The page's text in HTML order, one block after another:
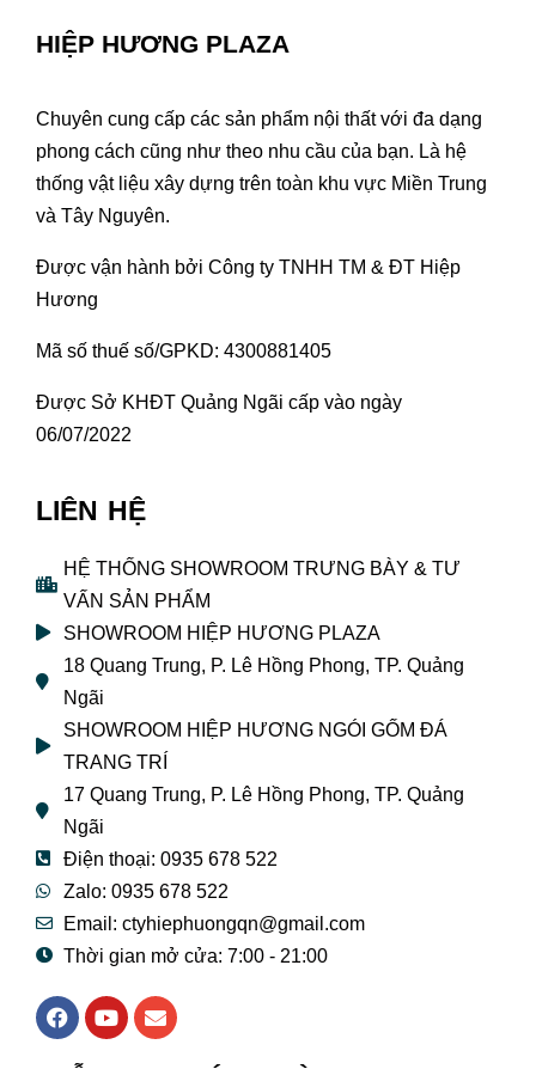
HIỆP HƯƠNG PLAZA
Chuyên cung cấp các sản phẩm nội thất với đa dạng
phong cách cũng như theo nhu cầu của bạn. Là hệ
thống vật liệu xây dựng trên toàn khu vực Miền Trung
và Tây Nguyên.
Được vận hành bởi Công ty TNHH TM & ĐT Hiệp
Hương
Mã số thuế số/GPKD: 4300881405
Được Sở KHĐT Quảng Ngãi cấp vào ngày
06/07/2022
LIÊN HỆ
HỆ THỐNG SHOWROOM TRƯNG BÀY & TƯ
VẤN SẢN PHẨM
SHOWROOM HIỆP HƯƠNG PLAZA
18 Quang Trung, P. Lê Hồng Phong, TP. Quảng
Ngãi
SHOWROOM HIỆP HƯƠNG NGÓI GỐM ĐÁ
TRANG TRÍ
17 Quang Trung, P. Lê Hồng Phong, TP. Quảng
Ngãi
Điện thoại: 0935 678 522
Zalo: 0935 678 522
Email: ctyhiephuongqn@gmail.com
Thời gian mở cửa: 7:00 - 21:00
F
a
Y
o
E
n